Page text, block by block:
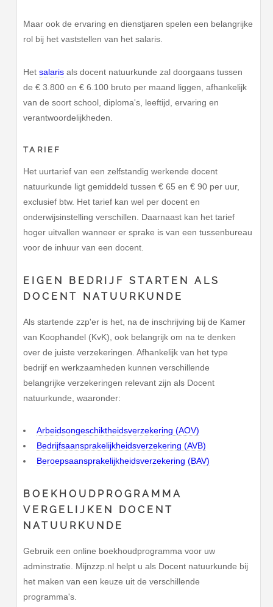
Maar ook de ervaring en dienstjaren spelen een belangrijke
rol bij het vaststellen van het salaris.
Hetsalaris als docent natuurkunde zal doorgaans tussen
de € 3.800 en € 6.100 bruto per maand liggen, afhankelijk
van de soort school, diploma's, leeftijd, ervaring en
verantwoordelijkheden.
TARIEF
Het uurtarief van een zelfstandig werkende docent
natuurkunde ligt gemiddeld tussen € 65 en € 90 per uur,
exclusief btw. Het tarief kan wel per docent en
onderwijsinstelling verschillen. Daarnaast kan het tarief
hoger uitvallen wanneer er sprake is van een tussenbureau
voor de inhuur van een docent.
EIGEN BEDRIJF STARTEN ALS
DOCENT NATUURKUNDE
Als startende zzp'er is het, na de inschrijving bij de Kamer
van Koophandel (KvK), ook belangrijk om na te denken
over de juiste verzekeringen. Afhankelijk van het type
bedrijf en werkzaamheden kunnen verschillende
belangrijke verzekeringen relevant zijn als Docent
natuurkunde, waaronder:
Arbeidsongeschiktheidsverzekering (AOV)
Bedrijfsaansprakelijkheidsverzekering (AVB)
Beroepsaansprakelijkheidsverzekering (BAV)
BOEKHOUDPROGRAMMA
VERGELIJKEN DOCENT
NATUURKUNDE
Gebruik een online boekhoudprogramma voor uw
adminstratie. Mijnzzp.nl helpt u als Docent natuurkunde bij
het maken van een keuze uit de verschillende
programma's.